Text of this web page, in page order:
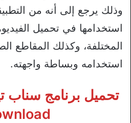
وذلك يرجع إلى أنه من
استخدامها في تحميل
المختلفة، وكذلك المقاطع
استخدامه وبساطة واجهته.